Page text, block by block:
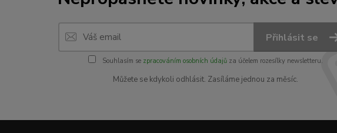
Přihlásit se
Souhlasím se zpracováním osobních údajůza účelem rozesílky newsletteru.
Můžete se kdykoli odhlásit. Zasíláme jednou za měsíc.